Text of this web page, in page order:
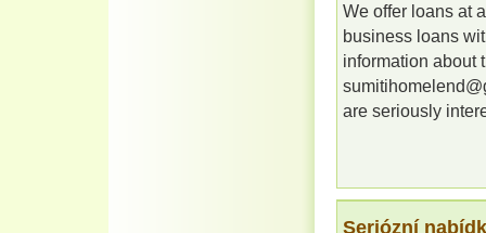
We offer loans at
business loans
information about
are seriously
Seriózní